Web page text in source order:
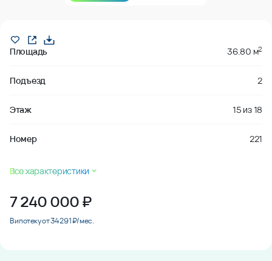
Площадь 36.80 м2
Подъезд 2
Этаж 15 из18
Номер 221
Все характеристики
7 240 000₽
В ипотеку от 34 291 ₽/мес.